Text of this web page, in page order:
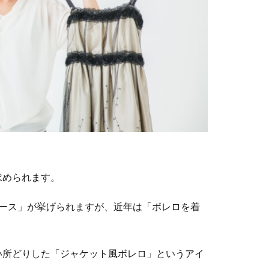
られます。
ス」が挙げられますが、近年は「ボレロを着
どりした「ジャケット風ボレロ」というアイ